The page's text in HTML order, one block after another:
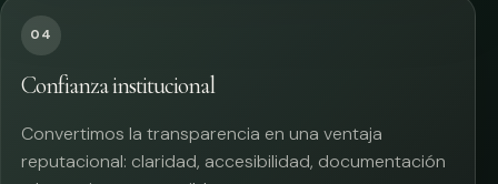
04
Confianza institucional
Convertimos la transparencia en una ventaja
reputacional: claridad, accesibilidad, documentación